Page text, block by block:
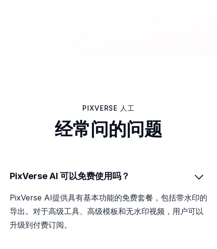
PIXVERSE 人工
经常问的问题
PixVerse AI 可以免费使用吗？ 
PixVerse AI提供具有基本功能的免费套餐，包括带水印的
导出。对于高级工具、高级模板和无水印视频，用户可以
升级到付费订阅。